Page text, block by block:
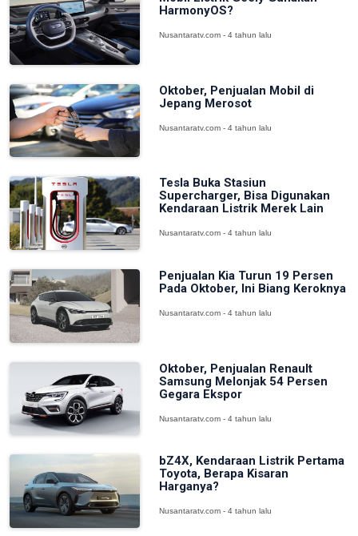
HarmonyOS?
Nusantaratv.com - 4 tahun lalu
Oktober, Penjualan Mobil di
Jepang Merosot
Nusantaratv.com - 4 tahun lalu
Tesla Buka Stasiun
Supercharger, Bisa Digunakan
Kendaraan Listrik Merek Lain
Nusantaratv.com - 4 tahun lalu
Penjualan Kia Turun 19 Persen
Pada Oktober, Ini Biang Keroknya
Nusantaratv.com - 4 tahun lalu
Oktober, Penjualan Renault
Samsung Melonjak 54 Persen
Gegara Ekspor
Nusantaratv.com - 4 tahun lalu
bZ4X, Kendaraan Listrik Pertama
Toyota, Berapa Kisaran
Harganya?
Nusantaratv.com - 4 tahun lalu